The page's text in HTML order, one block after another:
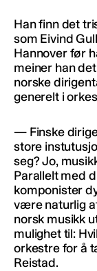
Han finn det
som Eivind
Hannover før
meiner han
norske
generelt i
— Finske
store
seg? Jo,
Parallelt med
komponister
være naturlig
norsk musikk
mulighet til:
orkestre for å
Reistad.